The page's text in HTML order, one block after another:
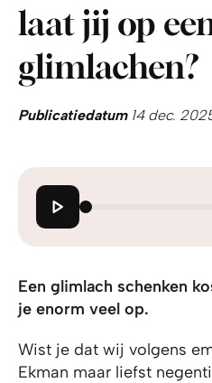
laat jij op
glimlachen?
Publicatiedatum14 dec.
Een glimlach schenken
je enorm veel op.
Wist je dat wij volgens
Ekman maar liefst